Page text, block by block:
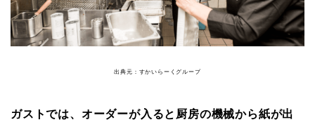
出典元：すかいらーくグループ
ガストでは、オーダーが入ると厨房の機械から紙が出